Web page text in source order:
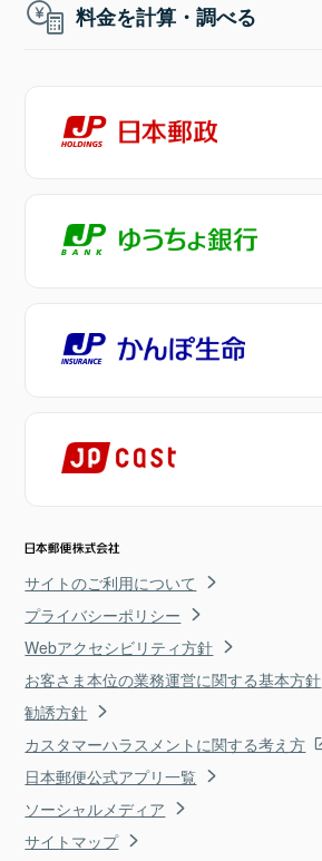
料金を計算・調べる
サイトのご利用について
プライバシーポリシー
Webアクセシビリティ方針
お客さま本位の業務運営に関する基本方針
勧誘方針
カスタマーハラスメントに関する考え方
日本郵便公式アプリ一覧
ソーシャルメディア
サイトマップ